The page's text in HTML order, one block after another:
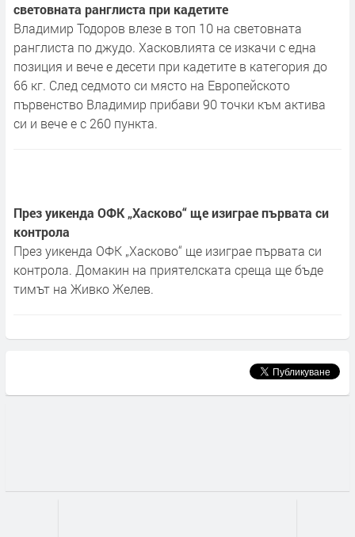
световната ранглиста при кадетите
Владимир Тодоров влезе в топ 10 на световната
ранглиста по джудо. Хасковлията се изкачи с една
позиция и вече е десети при кадетите в категория до
66 кг. След седмото си място на Европейското
първенство Владимир прибави 90 точки към актива
си и вече е с 260 пункта.
През уикенда ОФК „Хасково“ ще изиграе първата си
контрола
През уикенда ОФК „Хасково“ ще изиграе първата си
контрола. Домакин на приятелската среща ще бъде
тимът на Живко Желев.